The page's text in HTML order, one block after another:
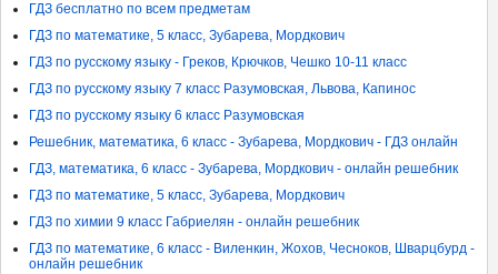
ГДЗ бесплатно по всем предметам
ГДЗ по математике, 5 класс, Зубарева, Мордкович
ГДЗ по русскому языку - Греков, Крючков, Чешко 10-11 класс
ГДЗ по русскому языку 7 класс Разумовская, Львова, Капинос
ГДЗ по русскому языку 6 класс Разумовская
Решебник, математика, 6 класс - Зубарева, Мордкович - ГДЗ онлайн
ГДЗ, математика, 6 класс - Зубарева, Мордкович - онлайн решебник
ГДЗ по математике, 5 класс, Зубарева, Мордкович
ГДЗ по химии 9 класс Габриелян - онлайн решебник
ГДЗ по математике, 6 класс - Виленкин, Жохов, Чесноков, Шварцбурд -
онлайн решебник